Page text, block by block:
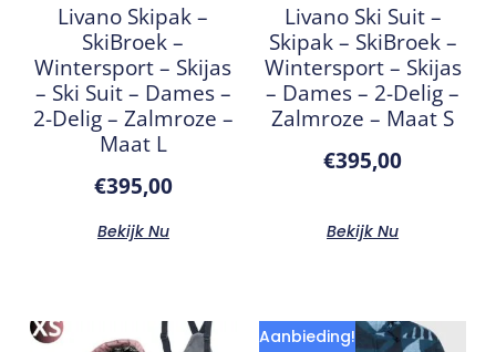
Livano Skipak –
SkiBroek –
Wintersport – Skijas
– Ski Suit – Dames –
2-Delig – Zalmroze –
Maat L
€395,00
Bekijk Nu
Livano Ski Suit –
Skipak – SkiBroek –
Wintersport – Skijas
– Dames – 2-Delig –
Zalmroze – Maat S
€395,00
Bekijk Nu
Aanbieding!